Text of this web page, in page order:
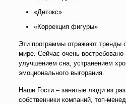
«Детокс»
«Коррекция фигуры»
Эти программы отражают тренды
мире. Сейчас очень востребовано
улучшением сна, устранением
эмоционального выгорания.
Наши Гости – занятые люди из
собственники компаний, топ-